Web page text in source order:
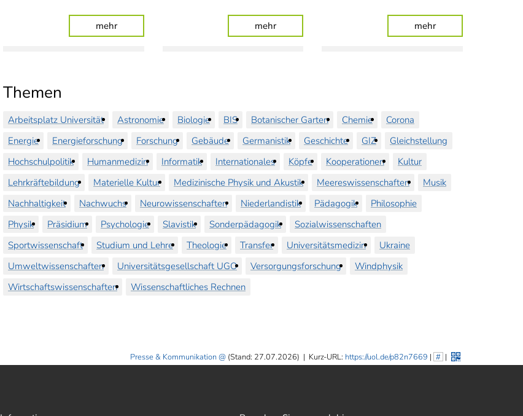
mehr: Universität begrüßt 17 neue Auszubildende
mehr: Partielle Sonnenfinsternis und Sternschnuppen über
mehr: Forschende aus
Themen
Arbeitsplatz Universität Astronomie Biologie BIS Botanischer Garten Chemie
Corona
Energie
Energieforschung Forschung Gebäude Germanistik Geschichte GIZ
Gleichstellung
Hochschulpolitik
Humanmedizin Informatik Internationales Köpfe Kooperationen
Kultur
Lehrkräftebildung
Materielle Kultur Medizinische Physik und Akustik Meereswissenschaften
Musik
Nachhaltigkeit
Nachwuchs Neurowissenschaften Niederlandistik Pädagogik
Philosophie
Physik
Präsidium Psychologie Slavistik Sonderpädagogik
Sozialwissenschaften
Sportwissenschaft
Studium und Lehre Theologie Transfer Universitätsmedizin
Ukraine
Umweltwissenschaften
Universitätsgesellschaft UGO Versorgungsforschung
Windphysik
Wirtschaftswissenschaften
Wissenschaftliches Rechnen
Presse & Kommunikation (Stand: 27.07.2026) | Kurz-URL: https://uol.de/p82n7669 | # |